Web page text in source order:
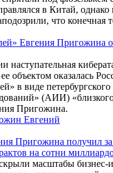
в Китай, однако
что
Евгения
наступательная
объектом оказалась
в виде
(АИИ)
Пригожина.
Евгений
Пригожина получил
на сотни
масштабы бизнес-